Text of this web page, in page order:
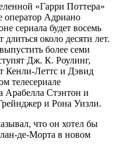
«Гарри Поттера»
оператор Адриано
сериала будет восемь
длиться около десяти лет.
более семи
Дж. К. Роулинг,
Кенли-Леттс и Дэвид
телесериале
Арабелла Стэнтон и
и Рона Уизли.
что он хотел бы
де-Морта в новом